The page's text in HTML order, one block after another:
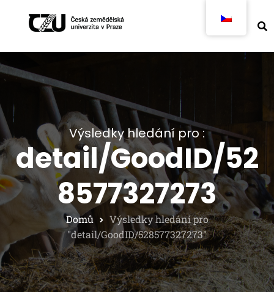
Výsledky hledání pro :
detail/GoodID/52
8577327273
Domů
Výsledky hledání pro
"detail/GoodID/528577327273"